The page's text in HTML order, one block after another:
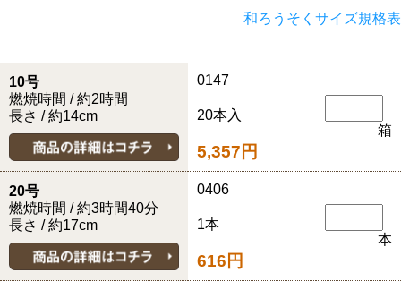
和ろうそくサイズ規格表
10号
燃焼時間 / 約2時間
長さ / 約14cm
0147
20本入
5,357円
箱
20号
燃焼時間 / 約3時間40分
長さ / 約17cm
0406
1本
616円
本